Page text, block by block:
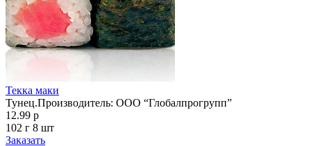
Текка маки
Тунец.Производитель: OOO “Глобалпрогрупп”
12.99 р
102 г 8 шт
Заказать